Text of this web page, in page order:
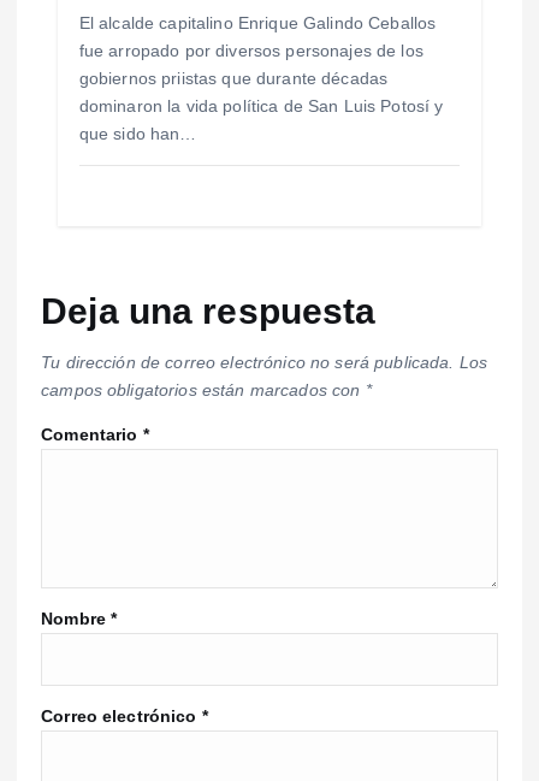
El alcalde capitalino Enrique Galindo Ceballos
fue arropado por diversos personajes de los
gobiernos priistas que durante décadas
dominaron la vida política de San Luis Potosí y
que sido han…
Deja una respuesta
Tu dirección de correo electrónico no será publicada.
Los
campos obligatorios están marcados con *
Comentario *
Nombre*
Correo electrónico *